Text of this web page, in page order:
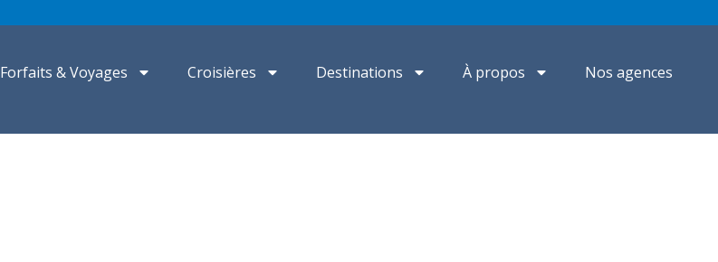
Forfaits & Voyages Croisières Destinations À propos Nos agences